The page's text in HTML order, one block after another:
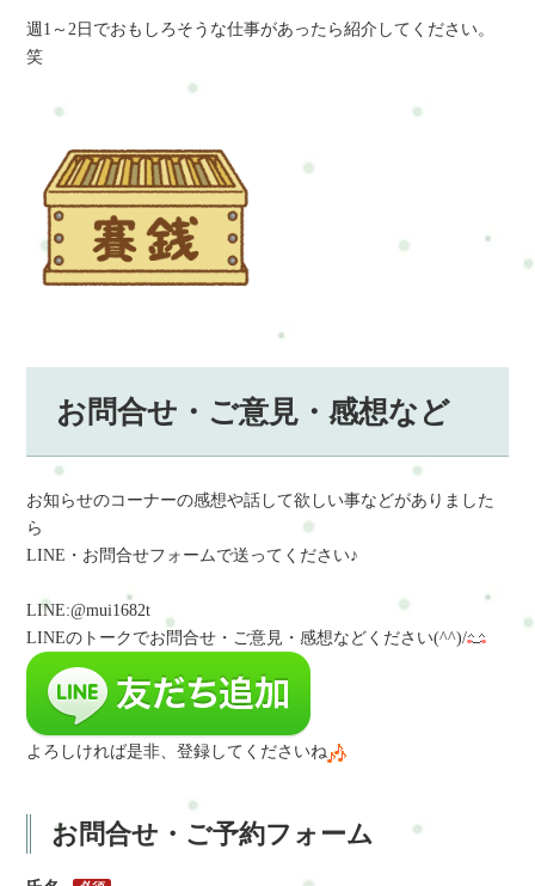
週1～2日でおもしろそうな仕事があったら紹介してください。
笑
お問合せ・ご意見・感想など
お知らせのコーナーの感想や話して欲しい事などがありました
ら
LINE・お問合せフォームで送ってください♪
LINE:@mui1682t
LINEのトークでお問合せ・ご意見・感想など ください(^^)/
よろしければ是非、登録してくださいね
お問合せ・ご予約フォーム